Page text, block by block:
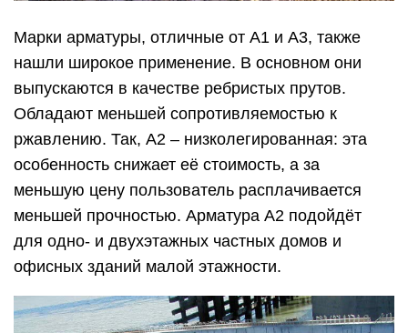
Марки арматуры, отличные от А1 и А3, также
нашли широкое применение. В основном они
выпускаются в качестве ребристых прутов.
Обладают меньшей сопротивляемостью к
ржавлению. Так, А2 – низколегированная: эта
особенность снижает её стоимость, а за
меньшую цену пользователь расплачивается
меньшей прочностью. Арматура А2 подойдёт
для одно- и двухэтажных частных домов и
офисных зданий малой этажности.